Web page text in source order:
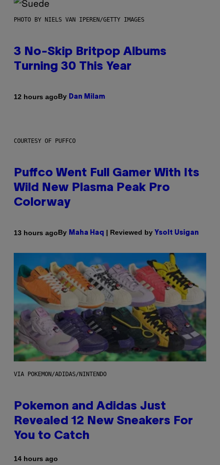
PHOTO BY NIELS VAN IPEREN/GETTY IMAGES
3 No-Skip Britpop Albums
Turning 30 This Year
12 hours agoBy Dan Milam
COURTESY OF PUFFCO
Puffco Went Full Gamer With Its
Wild New Plasma Peak Pro
Colorway
13 hours agoBy Maha Haq | Reviewed by Ysolt Usigan
VIA POKEMON/ADIDAS/NINTENDO
Pokemon and Adidas Just
Revealed 12 New Sneakers For
You to Catch
14 hours ago